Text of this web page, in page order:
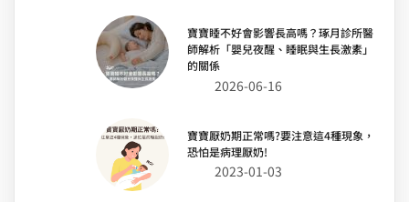
寶寶睡不好會影響長高嗎？琢月診所醫
師解析「嬰兒夜醒、睡眠與生長激素」
的關係
2026-06-16
寶寶厭奶期正常嗎?要注意這4種現象，
恐怕是病理厭奶!
2023-01-03